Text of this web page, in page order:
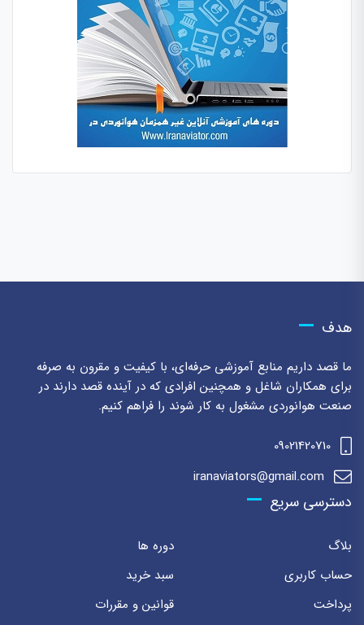
هدف
ما قصد داریم منابع آموزشی حرفه‌ای، با کیفیت و مقرون به صرفه
برای همکاران شاغل و همچنین افرادی که در آینده قصد دارند در
صنعت هوانوردی مشغول به کار شوند را فراهم کنیم.
09021420710
iranaviators@gmail.com
دسترسی سریع
بلاگ
دوره ها
حساب کاربری
سبد خرید
پرداخت
قوانین و مقررات